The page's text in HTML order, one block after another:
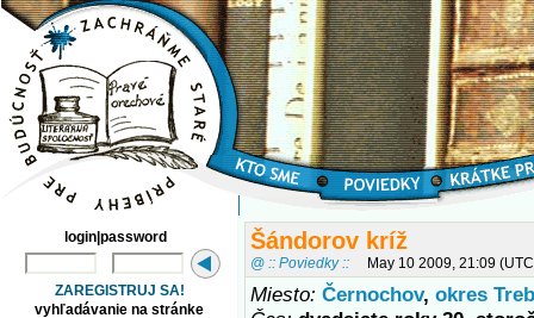
login|password
ZAREGISTRUJ SA!
vyhľadávanie na stránke
Šándorov kríž
@ :: Poviedky :: May 10 2009, 21:09
Miesto: Černochov, okres